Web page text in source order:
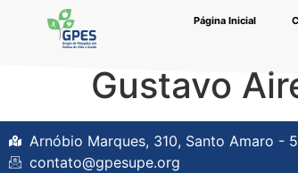
Página Inicial
Gustavo
Arnóbio Marques, 310, Santo Amaro -
contato@gpesupe.org